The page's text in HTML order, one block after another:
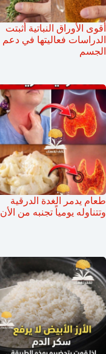
أقوى الأوراق النباتية أثبتت
الدراسات فعاليتها في دعم
الجسم
طعام يدمر الغدة الدرقية
وتتناوله يومياً تجنبه من الأن